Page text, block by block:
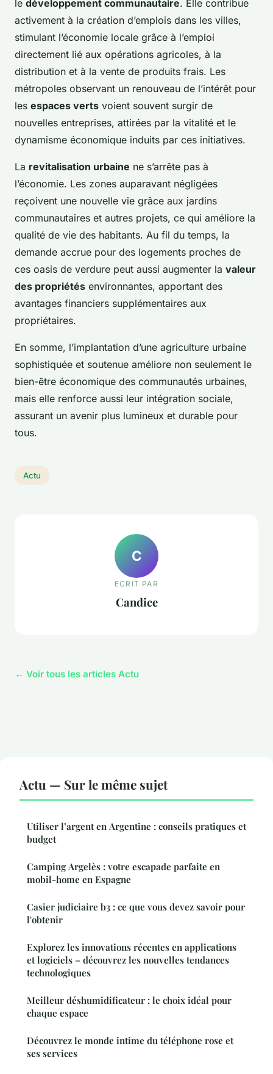
le développement communautaire. Elle contribue
activement à la création d’emplois dans les villes,
stimulant l’économie locale grâce à l’emploi
directement lié aux opérations agricoles, à la
distribution et à la vente de produits frais. Les
métropoles observant un renouveau de l’intérêt pour
les espaces verts voient souvent surgir de
nouvelles entreprises, attirées par la vitalité et le
dynamisme économique induits par ces initiatives.
La revitalisation urbaine ne s’arrête pas à
l’économie. Les zones auparavant négligées
reçoivent une nouvelle vie grâce aux jardins
communautaires et autres projets, ce qui améliore la
qualité de vie des habitants. Au fil du temps, la
demande accrue pour des logements proches de
ces oasis de verdure peut aussi augmenter la valeur
des propriétés environnantes, apportant des
avantages financiers supplémentaires aux
propriétaires.
En somme, l’implantation d’une agriculture urbaine
sophistiquée et soutenue améliore non seulement le
bien-être économique des communautés urbaines,
mais elle renforce aussi leur intégration sociale,
assurant un avenir plus lumineux et durable pour
tous.
Actu
C
ECRIT PAR
Candice
← Voir tous les articles Actu
Actu — Sur le même sujet
Utiliser l’argent en Argentine : conseils pratiques et
budget
Camping Argelès : votre escapade parfaite en
mobil-home en Espagne
Casier judiciaire b3 : ce que vous devez savoir pour
l'obtenir
Explorez les innovations récentes en applications
et logiciels – découvrez les nouvelles tendances
technologiques
Meilleur déshumidificateur : le choix idéal pour
chaque espace
Découvrez le monde intime du téléphone rose et
ses services